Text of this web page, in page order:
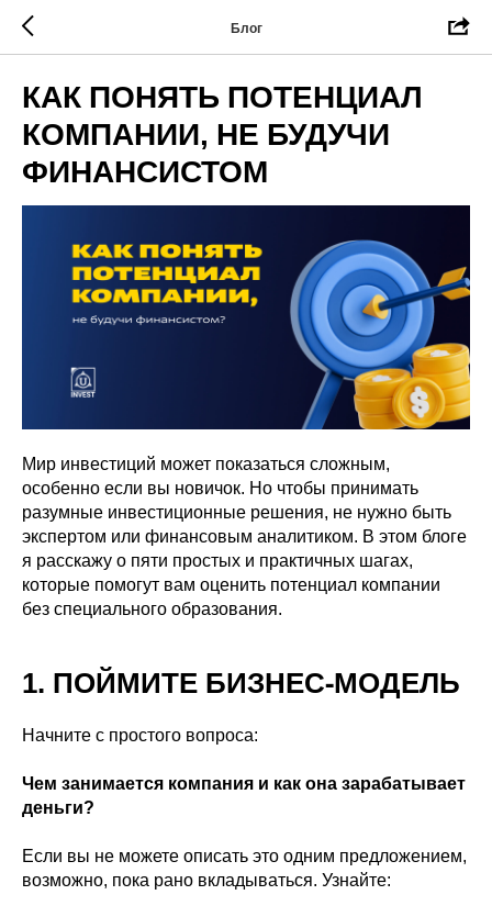
Блог
КАК ПОНЯТЬ ПОТЕНЦИАЛ
КОМПАНИИ, НЕ БУДУЧИ
ФИНАНСИСТОМ
Мир инвестиций может показаться сложным,
особенно если вы новичок. Но чтобы принимать
разумные инвестиционные решения, не нужно быть
экспертом или финансовым аналитиком. В этом блоге
я расскажу о пяти простых и практичных шагах,
которые помогут вам оценить потенциал компании
без специального образования.
1. ПОЙМИТЕ БИЗНЕС-МОДЕЛЬ
Начните с простого вопроса:
Чем занимается компания и как она зарабатывает
деньги?
Если вы не можете описать это одним предложением,
возможно, пока рано вкладываться. Узнайте: